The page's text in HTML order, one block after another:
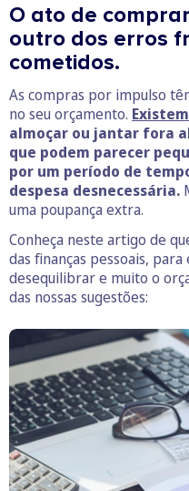
O ato de
outro dos erros
cometidos.
As compras por impulso
no seu orçamento.
almoçar ou jantar fora
que podem parecer
por um período de
despesa desnecessária.
uma poupança extra.
Conheça neste artigo de
das finanças pessoais,
desequilibrar e muito o
das nossas sugestões: